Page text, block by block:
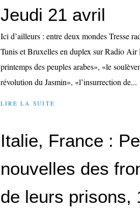
Jeudi 21 avril
Ici d’ailleurs : entre deux mondes Tresse
Tunis et Bruxelles en duplex sur Radio
printemps des peuples arabes», «le
révolution du Jasmin», «l’insurrection de...
LIRE LA SUITE
Italie, France :
nouvelles des
de leurs prisons,